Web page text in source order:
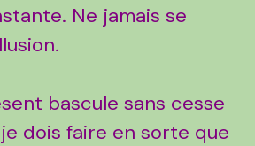
Ne jamais se
bascule sans cesse
dois faire en sorte que